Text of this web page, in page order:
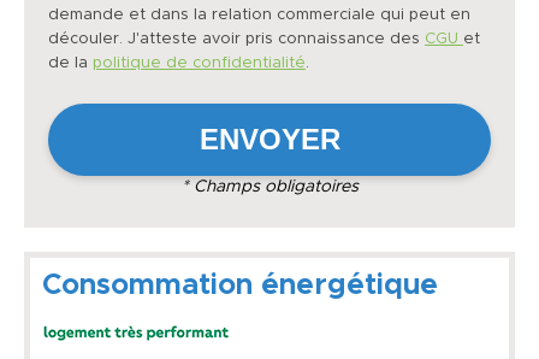
demande et dans la relation commerciale qui peut en
découler. J'atteste avoir pris connaissance des CGU et
de la politique de confidentialité.
* Champs obligatoires
Consommation énergétique